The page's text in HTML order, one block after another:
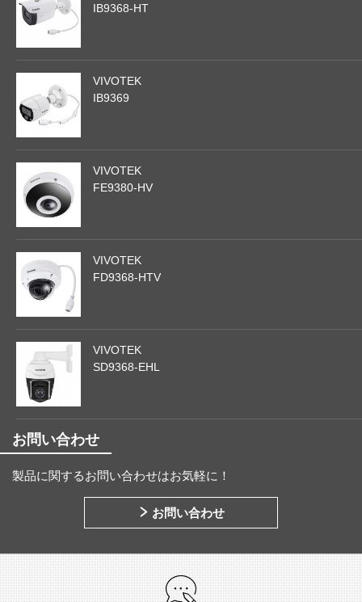
IB9368-HT
VIVOTEK
IB9369
VIVOTEK
FE9380-HV
VIVOTEK
FD9368-HTV
VIVOTEK
SD9368-EHL
お問い合わせ
製品に関するお問い合わせはお気軽に！
お問い合わせ